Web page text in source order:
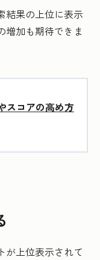
結果の上位に表示
増加も期待できま
スコアの高め方
が上位表示されて